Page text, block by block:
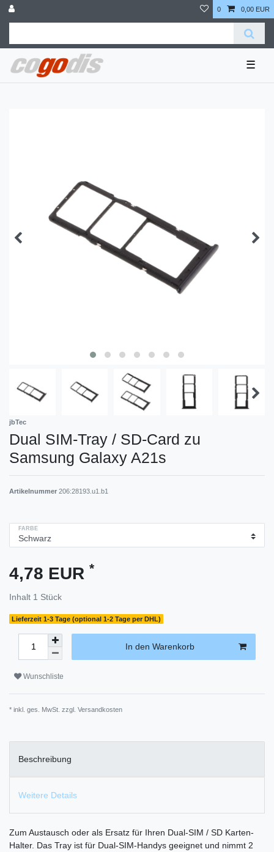
0 0,00 EUR
☰
jbTec
Dual SIM-Tray / SD-Card zu
Samsung Galaxy A21s
Artikelnummer 206:28193.u1.b1
FARBE
4,78 EUR *
Inhalt 1 Stück
Lieferzeit 1-3 Tage (optional 1-2 Tage per DHL)
In den Warenkorb
Wunschliste
* inkl. ges. MwSt. zzgl. Versandkosten
Beschreibung
Weitere Details
Zum Austausch oder als Ersatz für Ihren Dual-SIM / SD Karten-
Halter. Das Tray ist für Dual-SIM-Handys geeignet und nimmt 2